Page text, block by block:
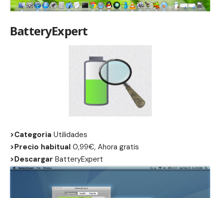
BatteryExpert
>Categoria Utilidades
>Precio habitual 0,99€, Ahora gratis
>Descargar BatteryExpert